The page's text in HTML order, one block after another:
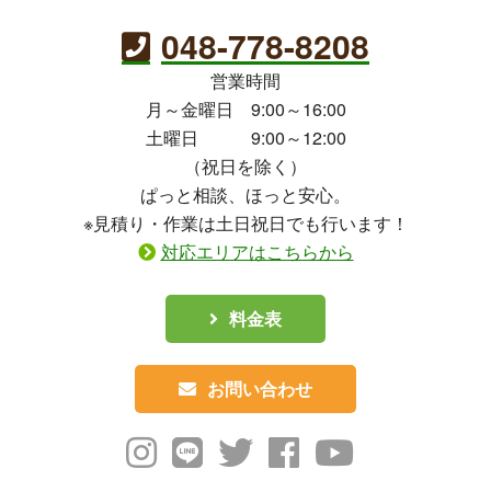
048-778-8208
営業時間
月～金曜日 9:00～16:00
土曜日 9:00～12:00
（祝日を除く）
ぱっと相談、ほっと安心。
※見積り・作業は土日祝日でも行います！
対応エリアはこちらから
料金表
お問い合わせ